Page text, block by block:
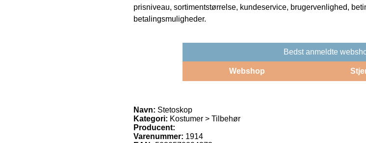
prisniveau, sortimentstørrelse, kundeservice, brugervenlighed,
betalingsmuligheder.
Bedst anmeldte
Webshop
Navn: Stetoskop
Kategori: Kostumer > Tilbehør
Producent:
Varenummer: 1914